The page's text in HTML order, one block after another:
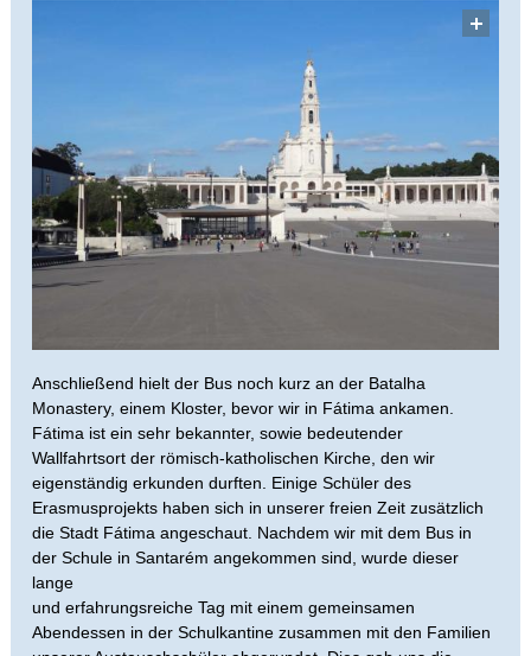
Anschließend hielt der Bus noch kurz an der Batalha
Monastery, einem Kloster, bevor wir in Fátima ankamen.
Fátima ist ein sehr bekannter, sowie bedeutender
Wallfahrtsort der römisch-katholischen Kirche, den wir
eigenständig erkunden durften. Einige Schüler des
Erasmusprojekts haben sich in unserer freien Zeit zusätzlich
die Stadt Fátima angeschaut. Nachdem wir mit dem Bus in
der Schule in Santarém angekommen sind, wurde dieser
lange
und erfahrungsreiche Tag mit einem gemeinsamen
Abendessen in der Schulkantine zusammen mit den Familien